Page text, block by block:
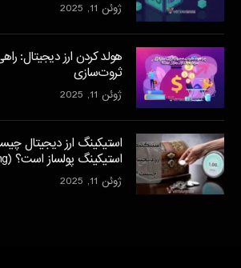
ژوئن 11, 2025
هولد کردن ارز دیجیتال:
ثروت‌سازی
ژوئن 11, 2025
استیکینگ ارز دیجیتال
استیکینگ پولساز است؟ (crypto Staking)
ژوئن 11, 2025